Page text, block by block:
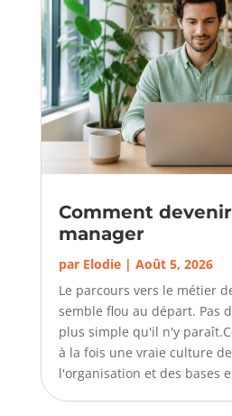
Comment
manager
par Elodie| Août 5, 2026
Le parcours vers le métier
semble flou au départ. Pas
plus simple qu'il n'y
à la fois une vraie culture
l'organisation et des bases